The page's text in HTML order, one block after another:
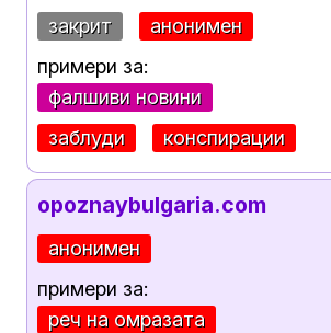
закрит
анонимен
примери за:
фалшиви новини
заблуди
конспирации
opoznaybulgaria.com
анонимен
примери за:
реч на омразата